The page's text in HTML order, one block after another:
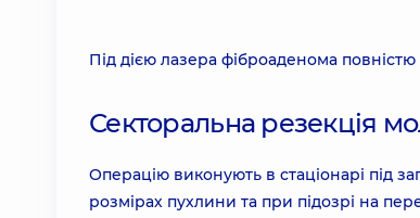
Під дією лазера фіброаденома
Секторальна резекція
Операцію виконують в стаціонарі під
розмірах пухлини та при підозрі на